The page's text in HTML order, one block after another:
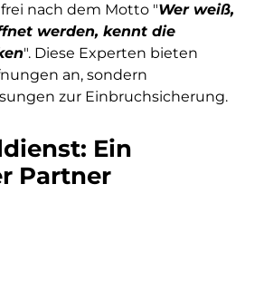
nach dem Motto "Wer weiß,
werden, kennt die
". Diese Experten bieten
an, sondern
zur Einbruchsicherung.
Ein
Partner